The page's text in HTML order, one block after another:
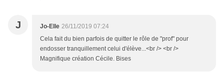
J Jo-Elle 26/11/2019 07:24
Cela fait du bien parfois de quitter le rôle de "prof" pour
endosser tranquillement celui d'élève...<br /> <br />
Magnifique création Cécile. Bises